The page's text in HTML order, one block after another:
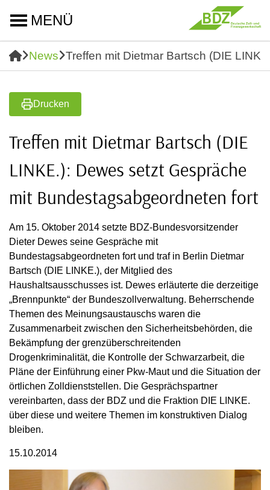
MENÜ
News Treffen mit Dietmar Bartsch (DIE
Drucken
Treffen mit Dietmar Bartsch (DIE
LINKE.): Dewes setzt Gespräche
mit Bundestagsabgeordneten fort
Am 15. Oktober 2014 setzte BDZ-Bundesvorsitzender
Dieter Dewes seine Gespräche mit
Bundestagsabgeordneten fort und traf in Berlin Dietmar
Bartsch (DIE LINKE.), der Mitglied des
Haushaltsausschusses ist. Dewes erläuterte die derzeitige
„Brennpunkte“ der Bundeszollverwaltung. Beherrschende
Themen des Meinungsaustauschs waren die
Zusammenarbeit zwischen den Sicherheitsbehörden, die
Bekämpfung der grenzüberschreitenden
Drogenkriminalität, die Kontrolle der Schwarzarbeit, die
Pläne der Einführung einer Pkw-Maut und die Situation der
örtlichen Zolldienststellen. Die Gesprächspartner
vereinbarten, dass der BDZ und die Fraktion DIE LINKE.
über diese und weitere Themen im konstruktiven Dialog
bleiben.
15.10.2014